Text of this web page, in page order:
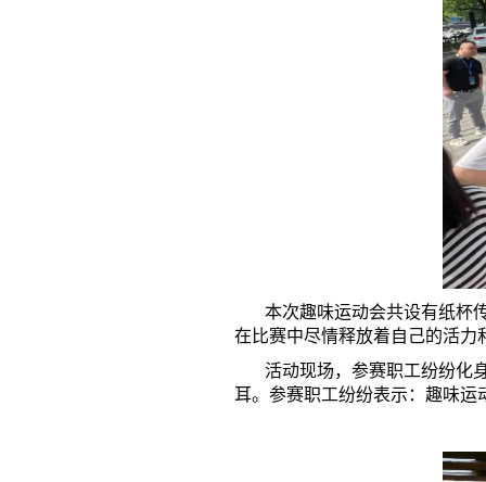
本次趣味运动会共设有纸杯
在比赛中尽情释放着自己的活力
活动现场，参赛职工纷纷化身
耳。参赛职工纷纷表示：趣味